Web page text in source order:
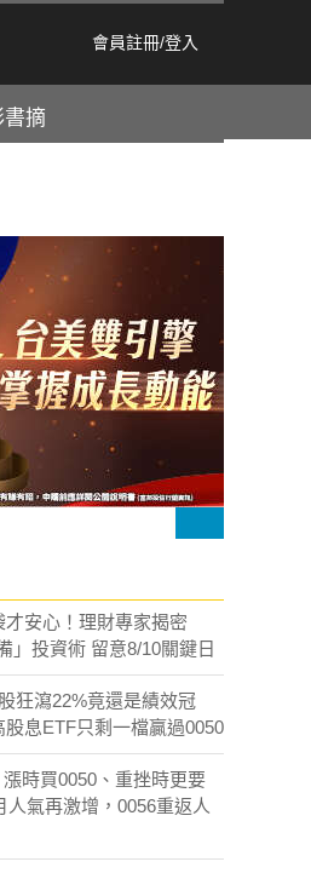
會員註冊/登入
摘
才安心！理財專家揭密
」投資術 留意8/10關鍵日
狂瀉22%竟還是績效冠
股息ETF只剩一檔贏過0050
時買0050、重挫時更要
人氣再激增，0056重返人